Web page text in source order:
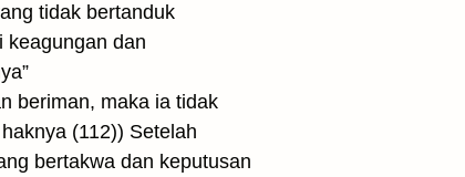
tidak bertanduk
keagungan dan
beriman, maka ia tidak
(112)) Setelah
bertakwa dan keputusan